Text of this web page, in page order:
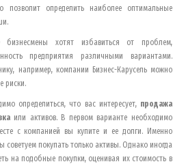
позволит определить наиболее оптимальные
бизнесмены хотят избавиться от проблем,
предприятия различными вариантами.
например, компании Бизнес-Карусель можно
риски.
определиться, что вас интересует, продажа
или активов. В первом варианте необходимо
с компанией вы купите и ее долги. Именно
советуем покупать только активы. Однако иногда
на подобные покупки, оценивая их стоимость в